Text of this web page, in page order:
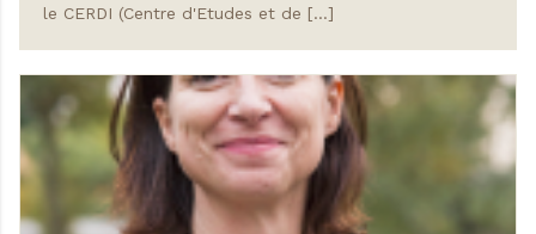
le CERDI (Centre d'Etudes et de […]